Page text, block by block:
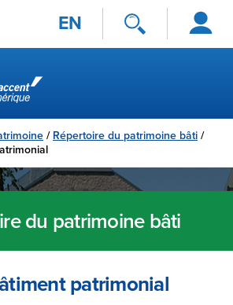
EN
Se
connecter
/ Répertoire du patrimoine bâti /
du patrimoine bâti
patrimonial